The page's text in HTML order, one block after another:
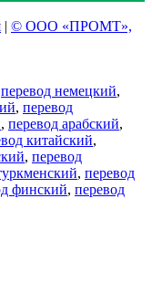
| © ООО «ПРОМТ»,
перевод немецкий,
, перевод
, перевод арабский,
китайский,
, перевод
, перевод
финский, перевод